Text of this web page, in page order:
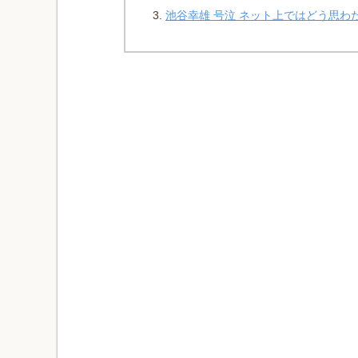
池谷幸雄 号泣 ネット上ではどう思わ